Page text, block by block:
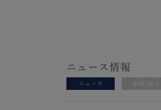
ニュース情報
ニュース 書籍/論文